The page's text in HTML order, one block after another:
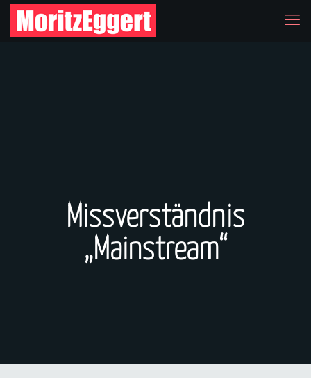
Missverständnis
„Mainstream“